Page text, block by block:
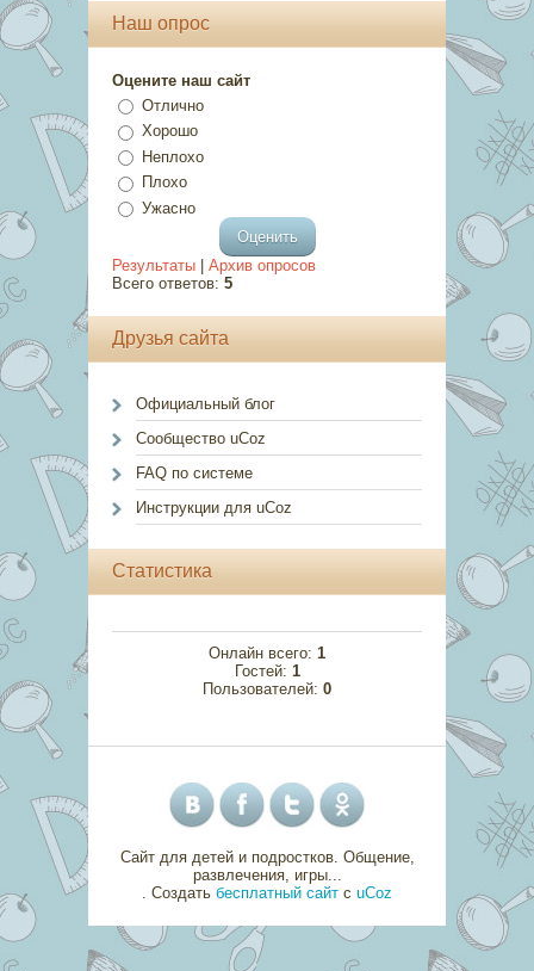
Наш опрос
Оцените наш сайт
Отлично
Хорошо
Неплохо
Плохо
Ужасно
Результаты
Архив опросов
Всего ответов: 5
Друзья сайта
Официальный блог
Сообщество uCoz
FAQ по системе
Инструкции для uCoz
Статистика
Онлайн всего: 1
Гостей: 1
Пользователей: 0
Сайт для детей и подростков. Общение,
развлечения, игры...
. Создать бесплатный сайт с uCoz